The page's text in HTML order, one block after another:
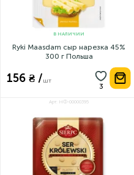
В НАЛИЧИИ
Ryki Maasdam сыр нарезка 45%
300 г Польша
156 ₴ /шт
Арт: НФ-00000395